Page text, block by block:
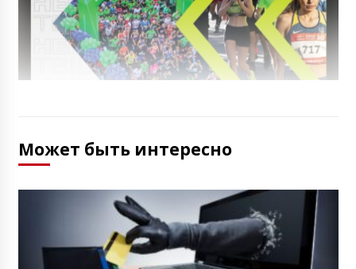
Может быть интересно